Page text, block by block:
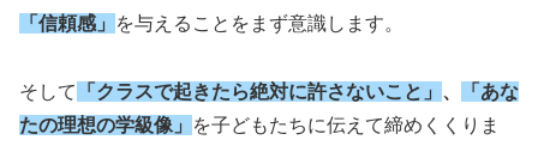
「信頼感」
を与えることをまず意識します。
そして 「クラスで起きたら絶対に許さないこと」 、
「あな
たの理想の学級像」
を子どもたちに伝えて締めくくりま